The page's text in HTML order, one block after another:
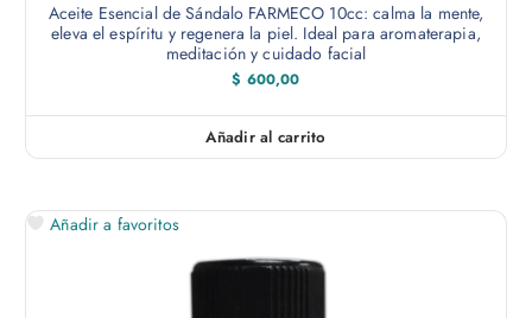
Aceite Esencial de Sándalo FARMECO 10cc: calma la mente,
eleva el espíritu y regenera la piel. Ideal para aromaterapia,
meditación y cuidado facial
$ 600,00
Añadir al carrito
Añadir a favoritos